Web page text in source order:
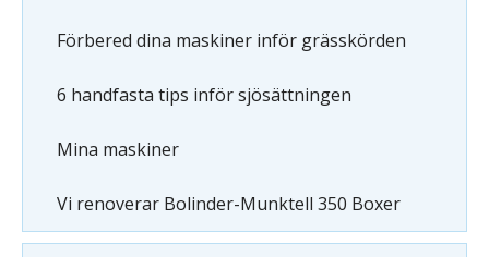
Förbered dina maskiner inför grässkörden
6 handfasta tips inför sjösättningen
Mina maskiner
Vi renoverar Bolinder-Munktell 350 Boxer